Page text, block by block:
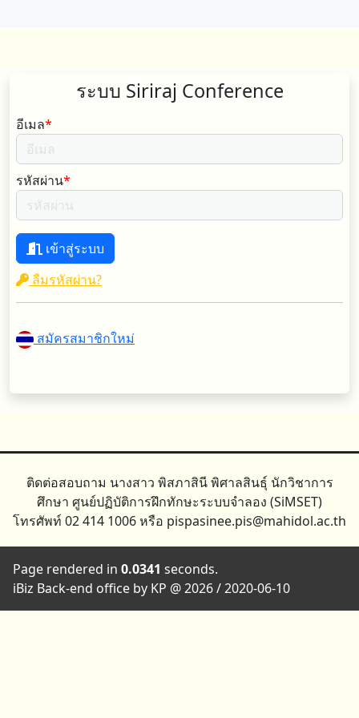
ระบบ Siriraj Conference
อีเมล*
รหัสผ่าน*
เข้าสู่ระบบ
ลืมรหัสผ่าน?
สมัครสมาชิกใหม่
ติดต่อสอบถาม นางสาว พิสภาสินี พิศาลสินธุ์ นักวิชาการ
ศึกษา ศูนย์ปฏิบัติการฝึกทักษะระบบจำลอง (SiMSET)
โทรศัพท์ 02 414 1006 หรือ pispasinee.pis@mahidol.ac.th
Page rendered in 0.0341 seconds.
iBiz Back-end office by KP @ 2026 / 2020-06-10